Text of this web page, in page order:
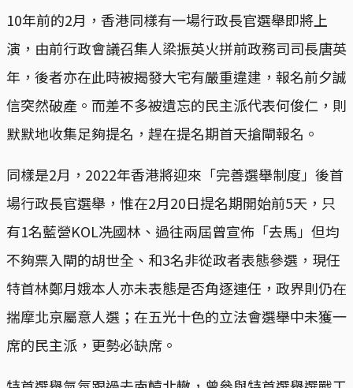
10年前的2月，香港同樣有一場行政長官選舉即將上
演，由前行政會議召集人梁振英火拼前政務司司長唐英
年，後者亦在此時被揭發大宅有嚴重違建，報名前夕誠
信突然破產。而差不多被遺忘的民主派代表何俊仁，則
默默地收集足夠提名，趕在提名期首天搶閘報名。
同樣是2月，2022年香港將迎來「完善選舉制度」後首
場行政長官選舉，惟在2月20日提名期開始前5天，只
有1名藍營KOL冼國林、過往兩屆曾宣佈「去馬」但均
不夠票入閘的胡世全、和3名非從政者表態參選，現任
特首林鄭月娥本人亦未表態是否角逐連任，政界則仍在
揣摩北京屬意人選；在五光十色的立法會選舉中未獲一
席的民主派，更勢必缺席。